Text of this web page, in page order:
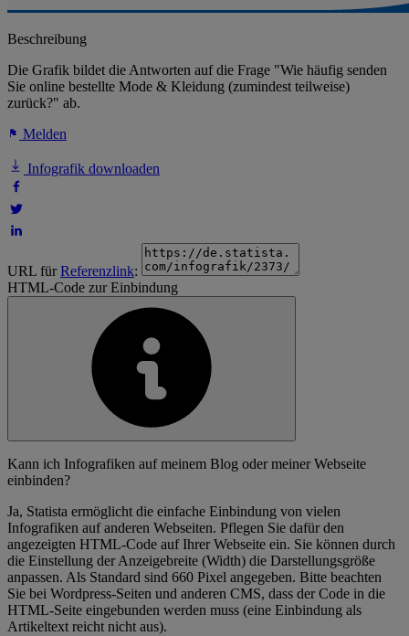
Beschreibung
Die Grafik bildet die Antworten auf die Frage "Wie häufig senden
Sie online bestellte Mode & Kleidung (zumindest teilweise)
zurück?" ab.
Melden
Infografik downloaden
URL fürReferenzlink:
HTML-Code zur Einbindung
Kann ich Infografiken auf meinem Blog oder meiner Webseite
einbinden?
Ja, Statista ermöglicht die einfache Einbindung von vielen
Infografiken auf anderen Webseiten. Pflegen Sie dafür den
angezeigten HTML-Code auf Ihrer Webseite ein. Sie können durch
die Einstellung der Anzeigebreite (Width) die Darstellungsgröße
anpassen. Als Standard sind 660 Pixel angegeben. Bitte beachten
Sie bei Wordpress-Seiten und anderen CMS, dass der Code in die
HTML-Seite eingebunden werden muss (eine Einbindung als
Artikeltext reicht nicht aus).